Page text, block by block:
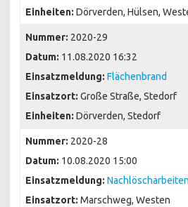
Einheiten: Dörverden, Hülsen,
Nummer: 2020-29
Datum: 11.08.2020 16:32
Einsatzmeldung: Flächenbrand
Einsatzort: Große Straße, Stedorf
Einheiten: Dörverden, Stedorf
Nummer: 2020-28
Datum: 10.08.2020 15:00
Einsatzmeldung:
Einsatzort: Marschweg, Westen